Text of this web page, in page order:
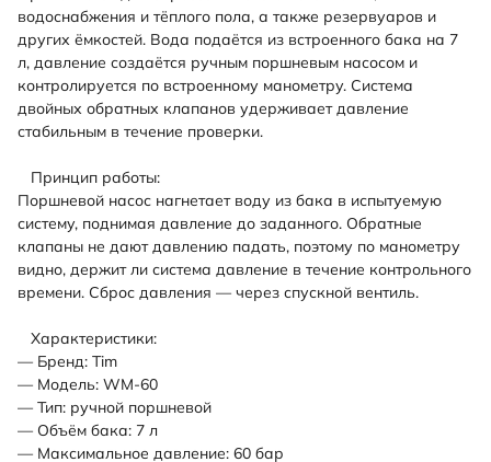
водоснабжения и тёплого пола, а также резервуаров и
других ёмкостей. Вода подаётся из встроенного бака на 7
л, давление создаётся ручным поршневым насосом и
контролируется по встроенному манометру. Система
двойных обратных клапанов удерживает давление
стабильным в течение проверки.
Принцип работы:
Поршневой насос нагнетает воду из бака в испытуемую
систему, поднимая давление до заданного. Обратные
клапаны не дают давлению падать, поэтому по манометру
видно, держит ли система давление в течение контрольного
времени. Сброс давления — через спускной вентиль.
Характеристики:
— Бренд: Tim
— Модель: WM-60
— Тип: ручной поршневой
— Объём бака: 7 л
— Максимальное давление: 60 бар